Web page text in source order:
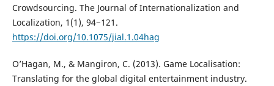
Crowdsourcing. The Journal of Internationalization and
Localization, 1(1), 94−121.
https://doi.org/10.1075/jial.1.04hag
O’Hagan, M., & Mangiron, C. (2013). Game Localisation:
Translating for the global digital entertainment industry.